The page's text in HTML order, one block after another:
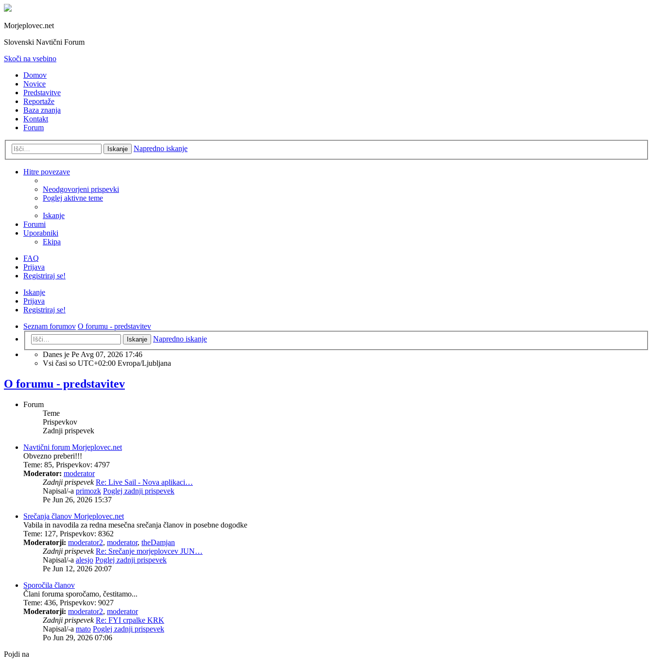
Morjeplovec.net
Slovenski Navtični Forum
Skoči na vsebino
Domov
Novice
Predstavitve
Reportaže
Baza znanja
Kontakt
Forum
Iskanje Napredno iskanje
Hitre povezave
Neodgovorjeni prispevki
Poglej aktivne teme
Iskanje
Forumi
Uporabniki
Ekipa
FAQ
Prijava
Registriraj se!
Iskanje
Prijava
Registriraj se!
Seznam forumov O forumu - predstavitev
Iskanje
Napredno iskanje
Danes je Pe Avg 07, 2026 17:46
Vsi časi so UTC+02:00 Evropa/Ljubljana
O forumu - predstavitev
Forum
Teme
Prispevkov
Zadnji prispevek
Navtični forum Morjeplovec.net
Obvezno preberi!!!
Teme: 85, Prispevkov: 4797
Moderator: moderator
Zadnji prispevek Re: Live Sail - Nova aplikaci…
Napisal/-a primozk Poglej zadnji prispevek
Pe Jun 26, 2026 15:37
Srečanja članov Morjeplovec.net
Vabila in navodila za redna mesečna srečanja članov in posebne dogodke
Teme: 127, Prispevkov: 8362
Moderatorji: moderator2, moderator, theDamjan
Zadnji prispevek Re: Srečanje morjeplovcev JUN…
Napisal/-a alesjo Poglej zadnji prispevek
Pe Jun 12, 2026 20:07
Sporočila članov
Člani foruma sporočamo, čestitamo...
Teme: 436, Prispevkov: 9027
Moderatorji: moderator2, moderator
Zadnji prispevek Re: FYI crpalke KRK
Napisal/-a mato Poglej zadnji prispevek
Po Jun 29, 2026 07:06
Pojdi na